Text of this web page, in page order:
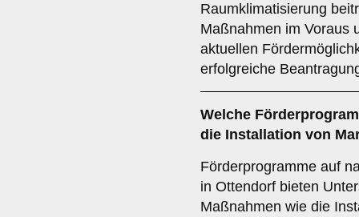
Raumklimatisierung
Maßnahmen im Voraus
aktuellen
erfolgreiche
Welche
die Installation von
Förderprogramme auf
in Ottendorf bieten
Maßnahmen wie die